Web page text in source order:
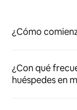
¿Cómo
¿Con qué
huéspedes en